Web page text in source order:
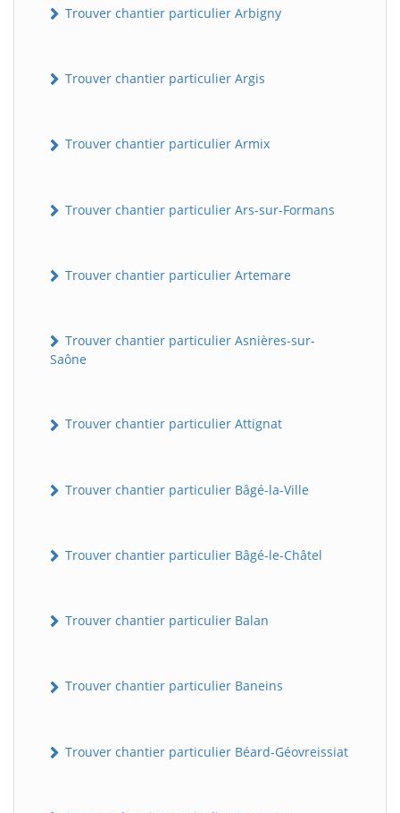
Trouver chantier particulier Arbigny
Trouver chantier particulier Argis
Trouver chantier particulier Armix
Trouver chantier particulier Ars-sur-Formans
Trouver chantier particulier Artemare
Trouver chantier particulier Asnières-sur-
Saône
Trouver chantier particulier Attignat
Trouver chantier particulier Bâgé-la-Ville
Trouver chantier particulier Bâgé-le-Châtel
Trouver chantier particulier Balan
Trouver chantier particulier Baneins
Trouver chantier particulier Béard-Géovreissiat